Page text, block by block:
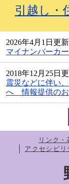
引越し・
2026年4月1日更新
マイナンバーカ
2018年12月25日
震災などに伴い
へ 情報提供のお
リンク
アクセシビリ